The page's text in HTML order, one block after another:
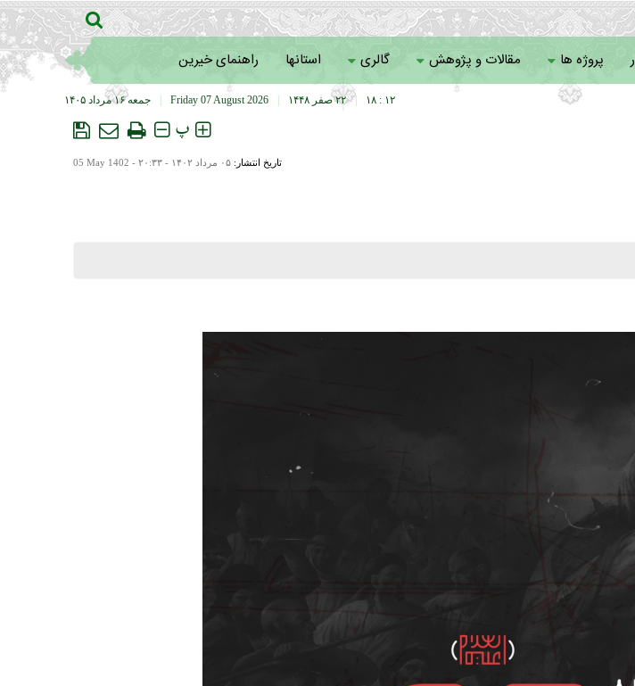
پروژه ها مقالات و پژوهش گالری استانها راهنمای خیرین
جمعه ۱۶ مرداد ۱۴۰۵ Friday 07 August 2026 ۲۲ صفر ۱۴۴۸ | ۱۲ : ۱۸
پ
تاریخ انتشار: ۰۵ مرداد ۱۴۰۲ - ۲۰:۳۳ - 05 May 1402